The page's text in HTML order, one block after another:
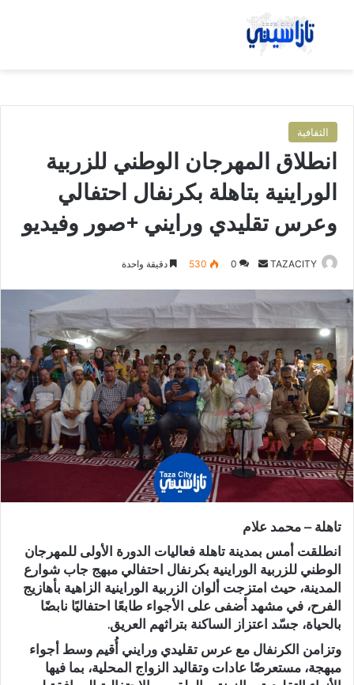
بحث عن
الثقافية
انطلاق المهرجان الوطني للزربية
الوراينية بتاهلة بكرنفال احتفالي
وعرس تقليدي ورايني +صور وفيديو
TAZACITY
س
ل
ر
ي
د
ا
ل
ك
و
ي
ا
0
530 دقيقة واحدة
تاهلة – محمد علام
انطلقت أمس بمدينة تاهلة فعاليات الدورة الأولى للمهرجان
الوطني للزربية الوراينية بكرنفال احتفالي مبهج جاب شوارع
المدينة، حيث امتزجت ألوان الزربية الوراينية الزاهية بأهازيج
الفرح، في مشهد أضفى على الأجواء طابعًا احتفاليًا نابضًا
بالحياة، جسّد اعتزاز الساكنة بتراثهم العريق.
وتزامن الكرنفال مع عرس تقليدي ورايني أُقيم وسط أجواء
مبهجة، مستعرضًا عادات وتقاليد الزواج المحلية، بما فيها